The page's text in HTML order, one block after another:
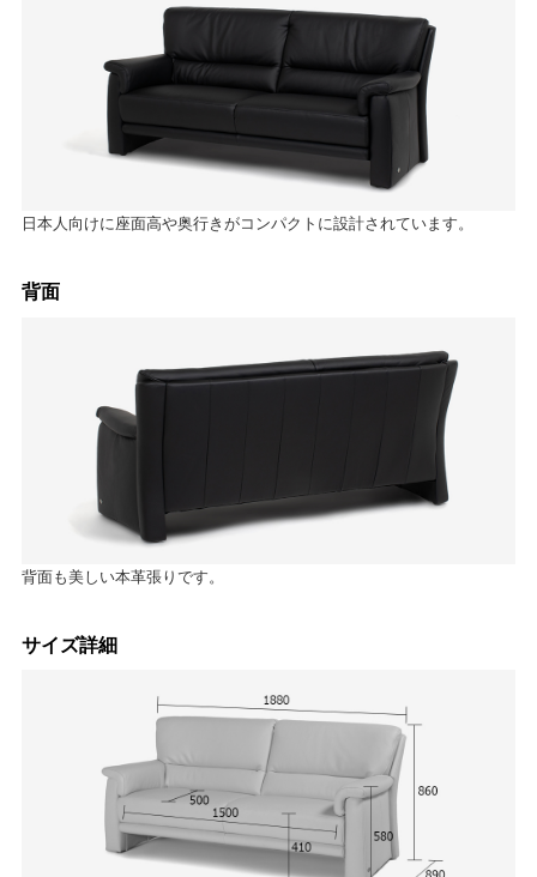
日本人向けに座面高や奥行きがコンパクトに設計されています。
背面
背面も美しい本革張りです。
サイズ詳細